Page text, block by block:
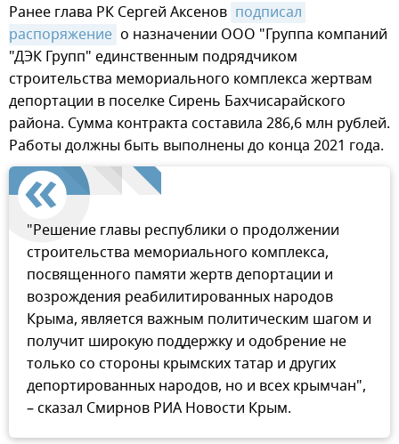
Ранее глава РК Сергей Аксенов подписал
распоряжение о назначении ООО "Группа компаний
"ДЭК Групп" единственным подрядчиком
строительства мемориального комплекса жертвам
депортации в поселке Сирень Бахчисарайского
района. Сумма контракта составила 286,6 млн рублей.
Работы должны быть выполнены до конца 2021 года.
"Решение главы республики о продолжении
строительства мемориального комплекса,
посвященного памяти жертв депортации и
возрождения реабилитированных народов
Крыма, является важным политическим шагом и
получит широкую поддержку и одобрение не
только со стороны крымских татар и других
депортированных народов, но и всех крымчан",
– сказал Смирнов РИА Новости Крым.